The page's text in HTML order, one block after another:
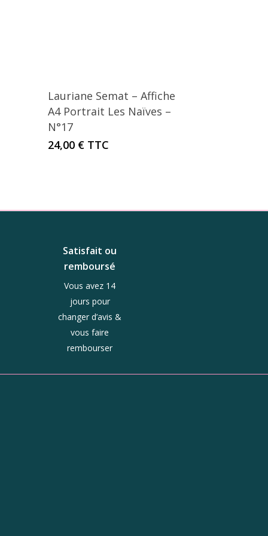
Lauriane Semat – Affiche
A4 Portrait Les Naïves –
N°17
24,00 € TTC
Satisfait ou
remboursé
Vous avez 14
jours pour
changer d’avis &
vous faire
rembourser